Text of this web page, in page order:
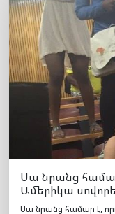
Սա նրանց համար
Ամերիկա
Սա նրանց համար է,